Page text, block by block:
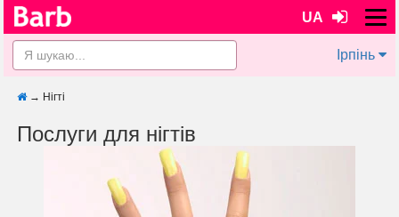
UA
Ірпінь
→ Нігті
Послуги для нігтів